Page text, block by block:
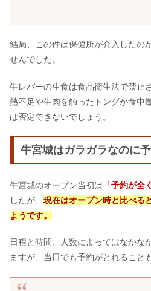
結局、この件は保健所が介入したの
せんでした。
牛レバーの生食は食品衛生法で禁止
熱不足や生肉を触ったトングが食中
は否定できないでしょう。
牛宮城はガラガラなのに
牛宮城のオープン当初は 「予約が全
したが、 現在はオープン時と比べる
ようです。
日程と時間、人数によってはなかな
ますが、当日でも予約がとれること